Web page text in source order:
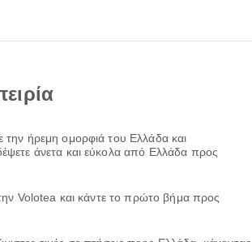
την ήρεμη ομορφιά του Ελλάδα και
άνετα και εύκολα από Ελλάδα προς
Volotea και κάντε το πρώτο βήμα προς